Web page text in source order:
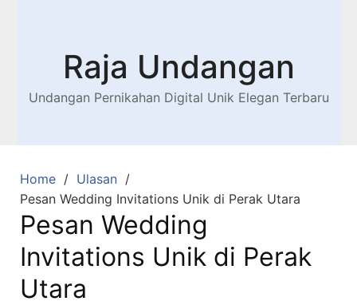
Raja Undangan
Undangan Pernikahan Digital Unik Elegan Terbaru
Home
Ulasan
Pesan Wedding Invitations Unik di Perak Utara
Pesan Wedding
Invitations Unik di Perak
Utara